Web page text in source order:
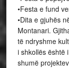
•Festa e fund
•Dita e gjuhës
Montanari.
të ndryshme
i shkollës është
shumë